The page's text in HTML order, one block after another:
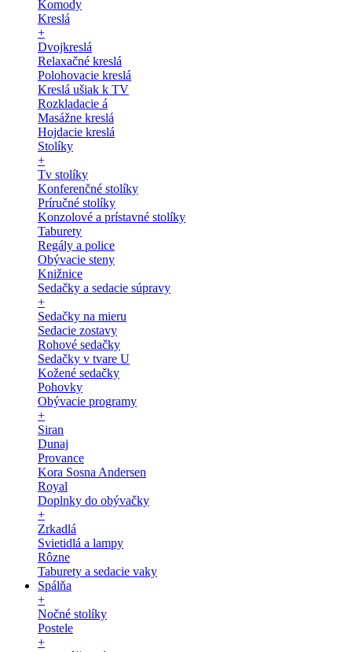
Komody
Kreslá
+
Dvojkreslá
Relaxačné kreslá
Polohovacie kreslá
Kreslá ušiak k TV
Rozkladacie á
Masážne kreslá
Hojdacie kreslá
Stolíky
+
Tv stolíky
Konferenčné stolíky
Príručné stolíky
Konzolové a prístavné stolíky
Taburety
Regály a police
Obývacie steny
Knižnice
Sedačky a sedacie súpravy
+
Sedačky na mieru
Sedacie zostavy
Rohové sedačky
Sedačky v tvare U
Kožené sedačky
Pohovky
Obývacie programy
+
Siran
Dunaj
Provance
Kora Sosna Andersen
Royal
Doplnky do obývačky
+
Zrkadlá
Svietidlá a lampy
Rôzne
Taburety a sedacie vaky
Spálňa
+
Nočné stolíky
Postele
+